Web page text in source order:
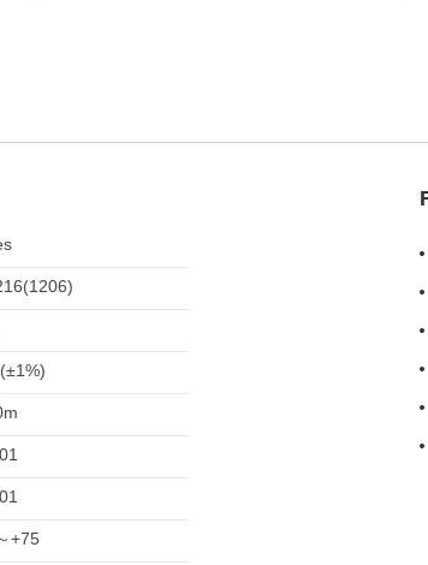
+75